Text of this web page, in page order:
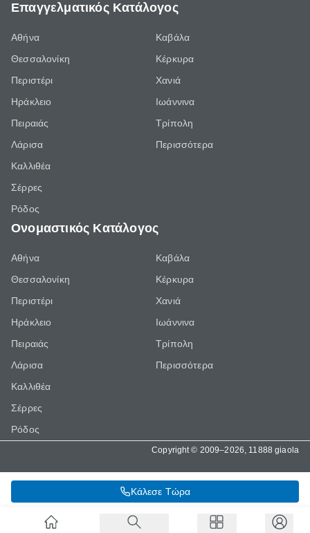
Κάλεσε Τώρα
Επαγγελματικός Κατάλογος
Αθήνα
Θεσσαλονίκη
Περιστέρι
Ηράκλειο
Πειραιάς
Λάρισα
Καλλιθέα
Σέρρες
Ρόδος
Καβάλα
Κέρκυρα
Χανιά
Ιωάννινα
Τρίπολη
Περισσότερα
Ονομαστικός Κατάλογος
Αθήνα
Θεσσαλονίκη
Περιστέρι
Ηράκλειο
Πειραιάς
Λάρισα
Καλλιθέα
Σέρρες
Ρόδος
Καβάλα
Κέρκυρα
Χανιά
Ιωάννινα
Τρίπολη
Περισσότερα
Copyright © 2009–2026, 11888 giaola